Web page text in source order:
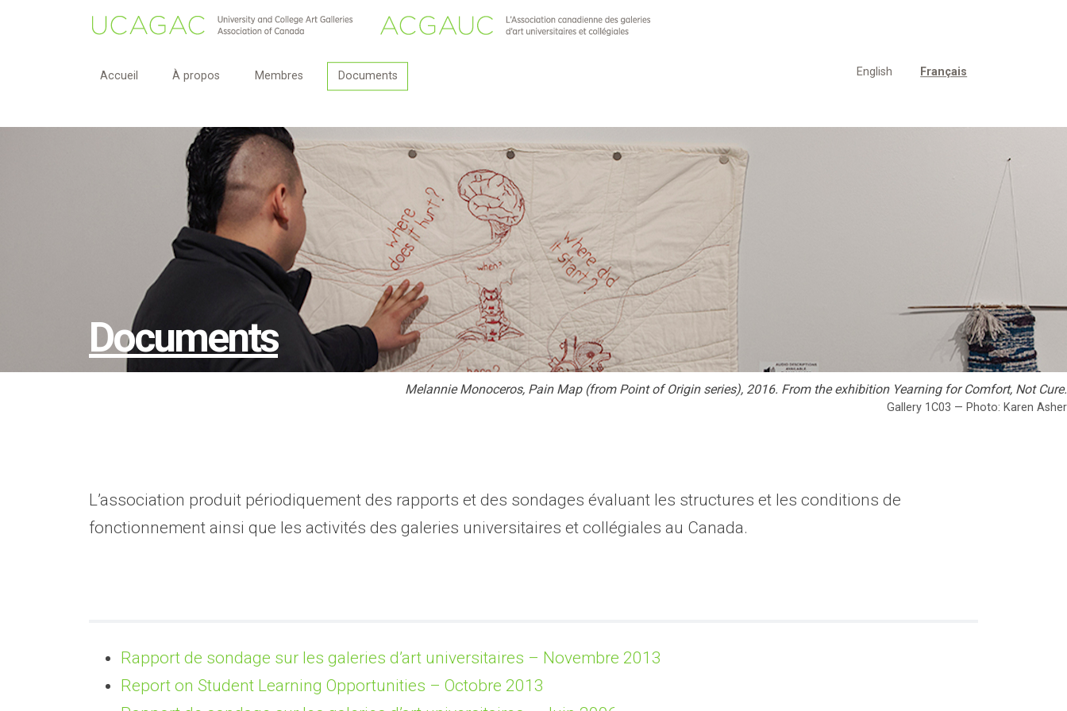
Accueil À propos Membres Documents English Français
Documents
Melannie Monoceros, Pain Map (from Point of Origin series), 2016. From the exhibition Yearning for Comfort, Not Cure.
Gallery 1C03 — Photo: Karen Asher
L’association produit périodiquement des rapports et des sondages évaluant les structures et les conditions de
fonctionnement ainsi que les activités des galeries universitaires et collégiales au Canada.
Rapport de sondage sur les galeries d’art universitaires – Novembre 2013
Report on Student Learning Opportunities – Octobre 2013